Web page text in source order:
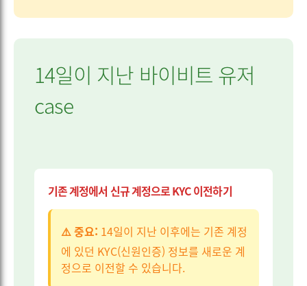
14일이 지난 바이비트 유저
case
기존 계정에서 신규 계정으로 KYC 이전하기
⚠️ 중요: 14일이 지난 이후에는 기존 계정
에 있던 KYC(신원인증) 정보를 새로운 계
정으로 이전할 수 있습니다.